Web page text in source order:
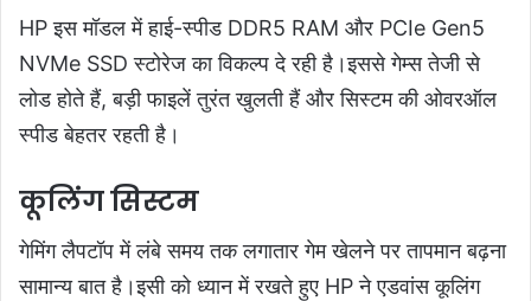
HP इस मॉडल में हाई-स्पीड DDR5 RAM और PCIe Gen5
NVMe SSD स्टोरेज का विकल्प दे रही है।इससे गेम्स तेजी से
लोड होते हैं, बड़ी फाइलें तुरंत खुलती हैं और सिस्टम की ओवरऑल
स्पीड बेहतर रहती है।
कूलिंग सिस्टम
गेमिंग लैपटॉप में लंबे समय तक लगातार गेम खेलने पर तापमान बढ़ना
सामान्य बात है।इसी को ध्यान में रखते हुए HP ने एडवांस कूलिंग